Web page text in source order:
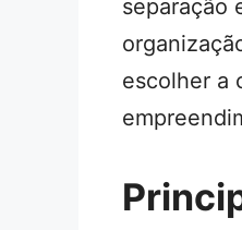
separação
escolher a